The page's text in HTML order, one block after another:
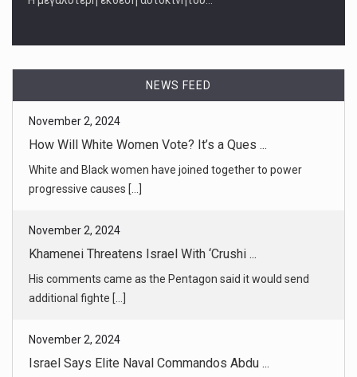
NEWS FEED
November 2, 2024
Khamenei Threatens Israel With ‘Crushi ...
His comments came as the Pentagon said it would send
additional fighte [...]
November 2, 2024
Israel Says Elite Naval Commandos Abdu ...
It appeared to be the deepest Israeli operation by sea and
ground insi [...]
November 2, 2024
‘The Interview’ Podcast: Peter Singer ...